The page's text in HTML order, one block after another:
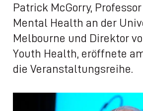
Patrick McGorry,
Mental Health an der
Melbourne und Direktor
Youth Health, eröffnete
die Veranstaltungsreihe.